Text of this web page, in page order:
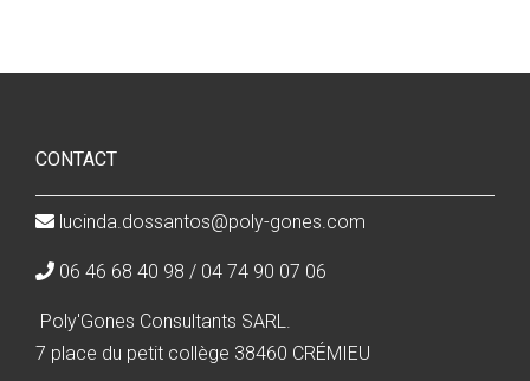
CONTACT
lucinda.dossantos@poly-gones.com
06 46 68 40 98 / 04 74 90 07 06
Poly'Gones Consultants SARL.
7 place du petit collège 38460 CRÉMIEU